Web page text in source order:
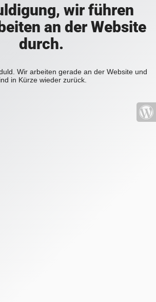
wir führen
an der Website
durch.
Wir arbeiten gerade an der Website und
in Kürze wieder zurück.